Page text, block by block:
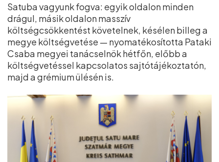
Satuba vagyunk fogva: egyik oldalon minden
drágul, másik oldalon masszív
költségcsökkentést követelnek, késélen billeg a
megye költségvetése — nyomatékosította Pataki
Csaba megyei tanácselnök hétfőn, előbb a
költségvetéssel kapcsolatos sajtótájékoztatón,
majd a grémium ülésén is.